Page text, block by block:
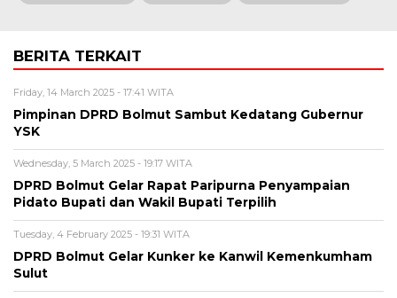
BERITA TERKAIT
Friday, 14 March 2025 - 17:41 WITA
Pimpinan DPRD Bolmut Sambut Kedatang Gubernur
YSK
Wednesday, 5 March 2025 - 19:17 WITA
DPRD Bolmut Gelar Rapat Paripurna Penyampaian
Pidato Bupati dan Wakil Bupati Terpilih
Tuesday, 4 February 2025 - 19:31 WITA
DPRD Bolmut Gelar Kunker ke Kanwil Kemenkumham
Sulut